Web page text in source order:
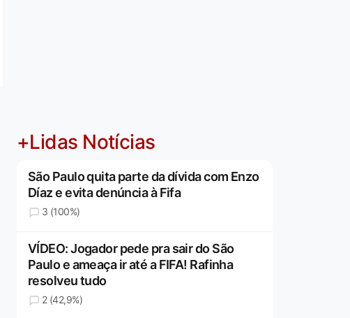
+Lidas Notícias
São Paulo quita parte da dívida com Enzo
Díaz e evita denúncia à Fifa
3 (100%)
VÍDEO: Jogador pede pra sair do São
Paulo e ameaça ir até a FIFA! Rafinha
resolveu tudo
2 (42,9%)